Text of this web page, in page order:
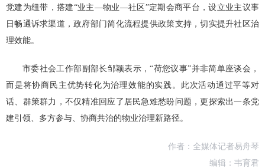
党建为纽带，搭建“业主—物业—社区”定期会商平台，设立业主议事
日畅通诉求渠道，政府部门简化流程提供政策支持，切实提升社区治
理效能。
市委社会工作部副部长邹颖表示，“荷您议事”并非简单座谈会，
而是将协商民主优势转化为治理效能的实践。此次活动通过平等对
话、群策群力，不仅精准回应了居民急难愁盼问题，更探索出一条党
建引领、多方参与、协商共治的物业治理新路径。
作者：全媒体记者易舟琴
编辑：韦育君